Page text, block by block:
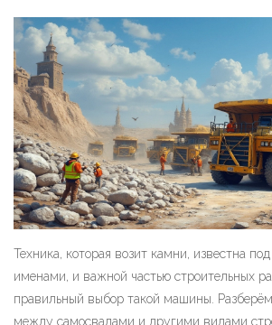
Техника, которая возит камни, известна
именами, и важной частью строительных
правильный выбор такой машины.
между самосвалами и другими видами